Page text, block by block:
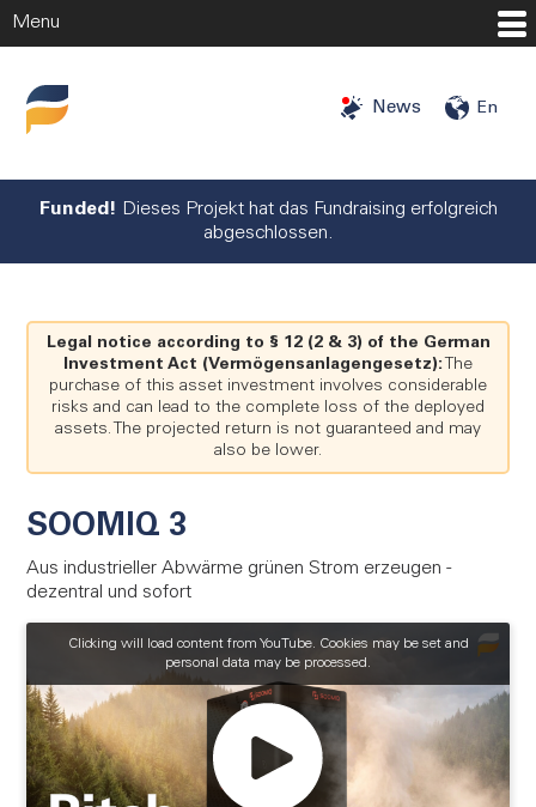
Menu
Investment Opportunities
Companies
About us
Blog
Press
Log in
Sign up
En
News
Funded! Dieses Projekt hat das Fundraising erfolgreich
abgeschlossen.
Legal notice according to § 12 (2 & 3) of the German
Investment Act (Vermögensanlagengesetz): The
purchase of this asset investment involves considerable
risks and can lead to the complete loss of the deployed
assets. The projected return is not guaranteed and may
also be lower.
SOOMIQ 3
Aus industrieller Abwärme grünen Strom erzeugen -
dezentral und sofort
Clicking will load content from YouTube. Cookies may be set and
personal data may be processed.